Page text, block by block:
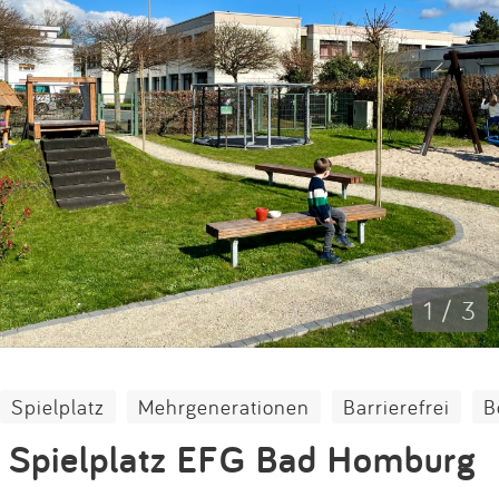
Blog
Partner
Kontakt
Impressum
Anmelden 1 / 3
Spielplatz Mehrgenerationen Barrierefrei
Spielplatz EFG Bad Homburg